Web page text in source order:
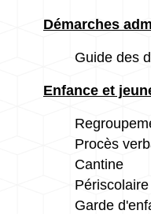
Démarches
Guide des
Enfance et
Procès
Cantine
Périscolaire
Garde